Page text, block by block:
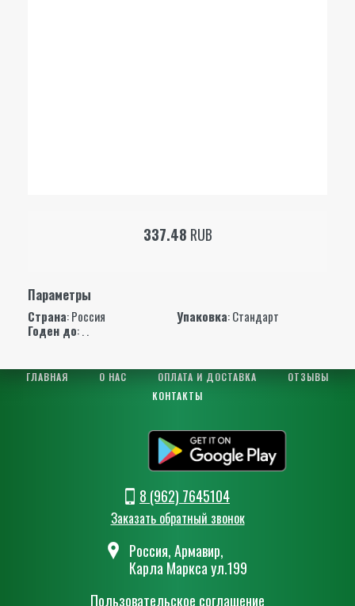
337.48 RUB
Параметры
Страна: Россия Упаковка: Стандарт
Годен до: . .
ГЛАВНАЯ О НАС ОПЛАТА И ДОСТАВКА
ОТЗЫВЫ
КОНТАКТЫ
8 (962) 7645104
Заказать обратный звонок
Россия, Армавир,
Карла Маркса ул.199
Пользовательское соглашение